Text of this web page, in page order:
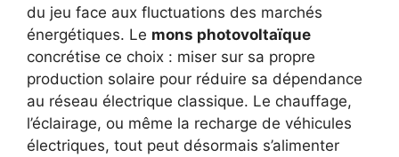
du jeu face aux fluctuations des marchés
énergétiques. Le mons photovoltaïque
concrétise ce choix : miser sur sa propre
production solaire pour réduire sa dépendance
au réseau électrique classique. Le chauffage,
l’éclairage, ou même la recharge de véhicules
électriques, tout peut désormais s’alimenter